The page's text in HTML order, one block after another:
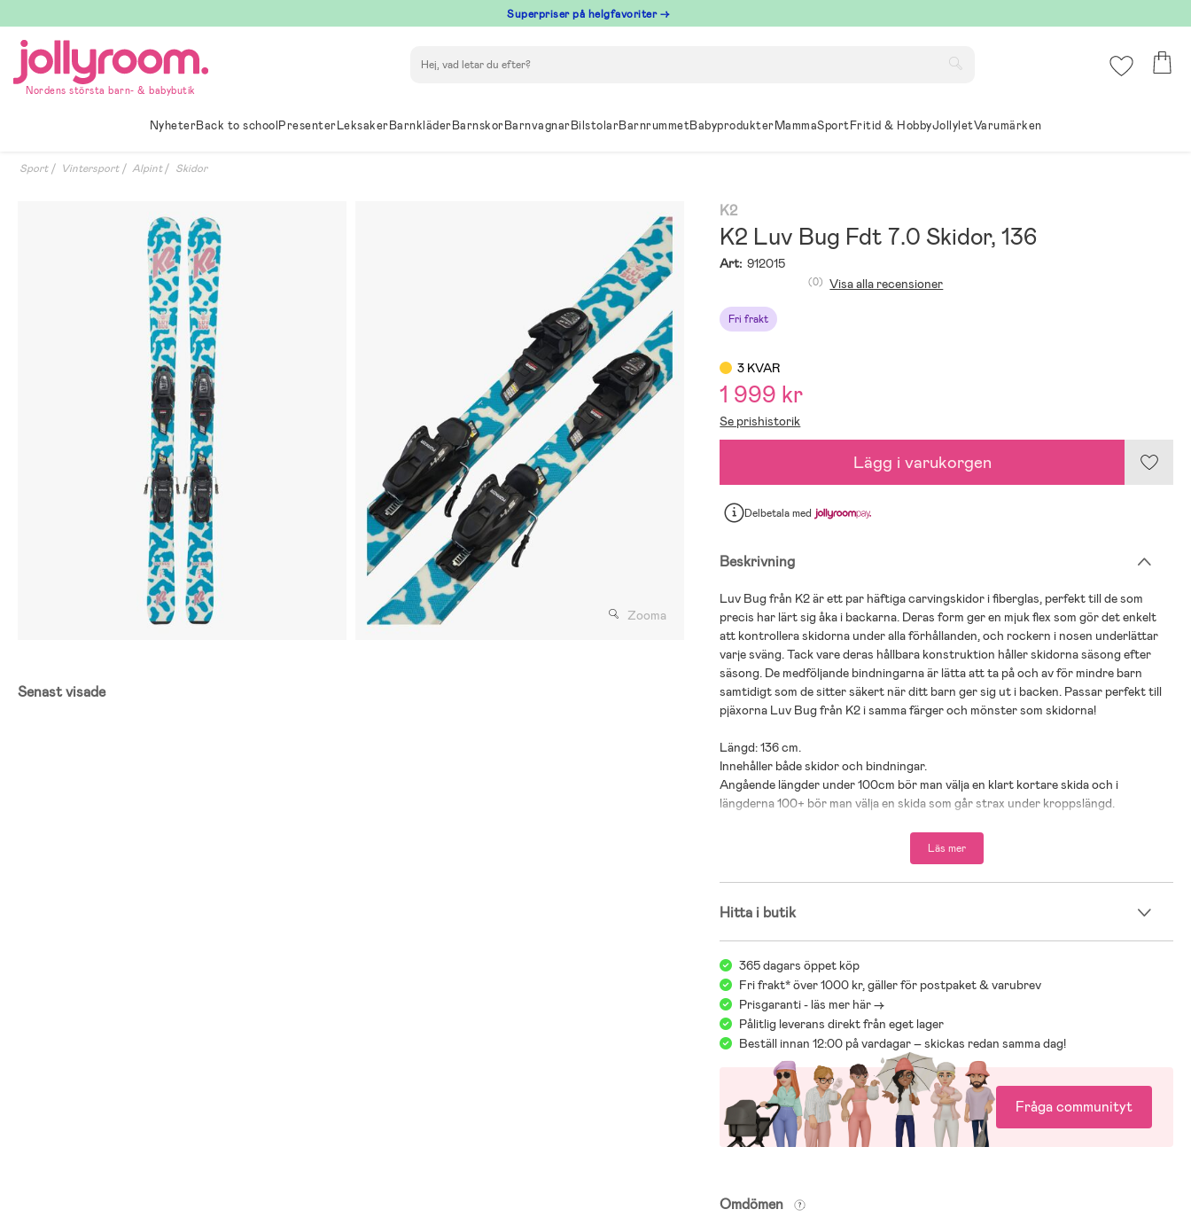
till
innehållet
Superpriser på helgfavoriter →
Nordens största barn- & babybutik
NyheterBack to schoolPresenterLeksakerBarnkläderBarnskorBarnvagnarBilstolarBarnrummetBabyprodukterMammaSportFritid & HobbyJollyletVarumärken
Sport Vintersport Alpint Skidor
Zooma
Senast visade
K2
K2 Luv Bug Fdt 7.0 Skidor, 136
Art: 912015
Fri frakt
(0) Visa alla recensioner
3 KVAR
1 999 kr
Se prishistorik
Lägg i varukorgen
Delbetalamed
Beskrivning
Luv Bug från K2 är ett par häftiga carvingskidor i fiberglas, perfekt till de som
precis har lärt sig åka i backarna. Deras form ger en mjuk flex som gör det enkelt
att kontrollera skidorna under alla förhållanden, och rockern i nosen underlättar
varje sväng. Tack vare deras hållbara konstruktion håller skidorna säsong efter
säsong. De medföljande bindningarna är lätta att ta på och av för mindre barn
samtidigt som de sitter säkert när ditt barn ger sig ut i backen. Passar perfekt till
pjäxorna Luv Bug från K2 i samma färger och mönster som skidorna!
Längd: 136 cm.
Innehåller både skidor och bindningar.
Angående längder under 100cm bör man välja en klart kortare skida och i
längderna 100+ bör man välja en skida som går strax under kroppslängd.
Läs mer
Hitta i butik
365 dagars öppet köp
Fri frakt* över 1000 kr, gäller för postpaket & varubrev
Prisgaranti - läs mer här ->
Pålitlig leverans direkt från eget lager
Beställ innan 12:00 på vardagar – skickas redan samma dag!
Fråga communityt
Omdömen